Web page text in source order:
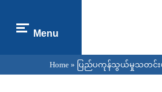
Menu
You are here
Home » ပြည်ပကုန်သွယ်မှုသတင်းမ